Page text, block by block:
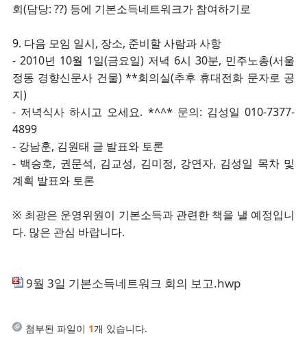
회(담당: ??) 등에 기본소득네트워크가 참여하기로
9. 다음 모임 일시, 장소, 준비할 사람과 사항
- 2010년 10월 1일(금요일) 저녁 6시 30분, 민주노총(서울
정동 경향신문사 건물) **회의실(추후 휴대전화 문자로 공
지)
- 저녁식사 하시고 오세요. *^^* 문의: 김성일 010-7377-
4899
- 강남훈, 김원태 글 발표와 토론
- 백승호, 권문석, 김교성, 김미정, 강연자, 김성일 목차 및
계획 발표와 토론
※ 최광은 운영위원이 기본소득과 관련한 책을 낼 예정입니
다. 많은 관심 바랍니다.
9월 3일 기본소득네트워크 회의 보고.hwp
첨부된 파일이 1개 있습니다.